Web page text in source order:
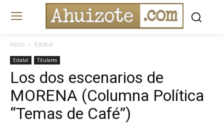
Inicio Estatal
Estatal Titulares
Los dos escenarios de
MORENA (Columna Política
“Temas de Café”)